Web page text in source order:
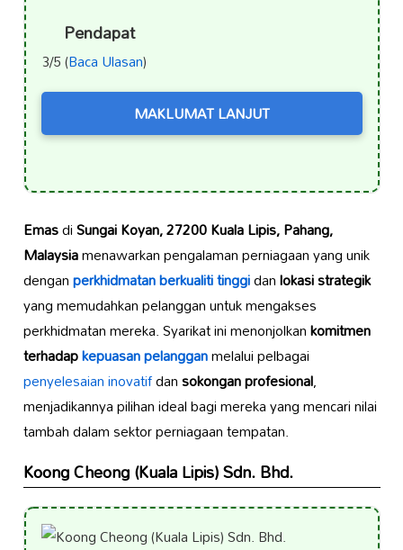
Pendapat
3/5 (Baca Ulasan)
MAKLUMAT LANJUT
EmasdiSungai Koyan, 27200 Kuala Lipis, Pahang,
Malaysiamenawarkan pengalaman perniagaan yang unik
denganperkhidmatan berkualiti tinggidanlokasi strategik
yang memudahkan pelanggan untuk mengakses
perkhidmatan mereka. Syarikat ini menonjolkankomitmen
terhadapkepuasan pelangganmelalui pelbagai
penyelesaian inovatifdansokongan profesional,
menjadikannya pilihan ideal bagi mereka yang mencari nilai
tambah dalam sektor perniagaan tempatan.
Koong Cheong (Kuala Lipis) Sdn. Bhd.